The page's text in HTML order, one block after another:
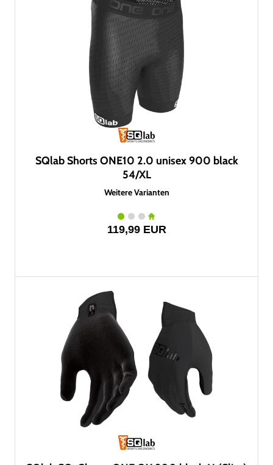
SQlab Shorts ONE10 2.0 unisex 900 black
54/XL
Weitere Varianten
119,99 EUR